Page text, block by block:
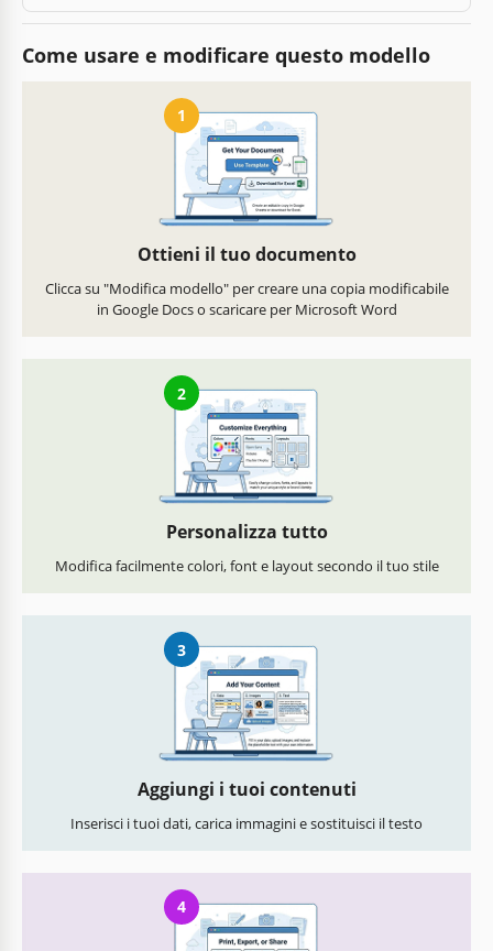
Come usare e modificare questo modello
1
Ottieni il tuo documento
Clicca su "Modifica modello" per creare una copia modificabile
in Google Docs o scaricare per Microsoft Word
2
Personalizza tutto
Modifica facilmente colori, font e layout secondo il tuo stile
3
Aggiungi i tuoi contenuti
Inserisci i tuoi dati, carica immagini e sostituisci il testo
4